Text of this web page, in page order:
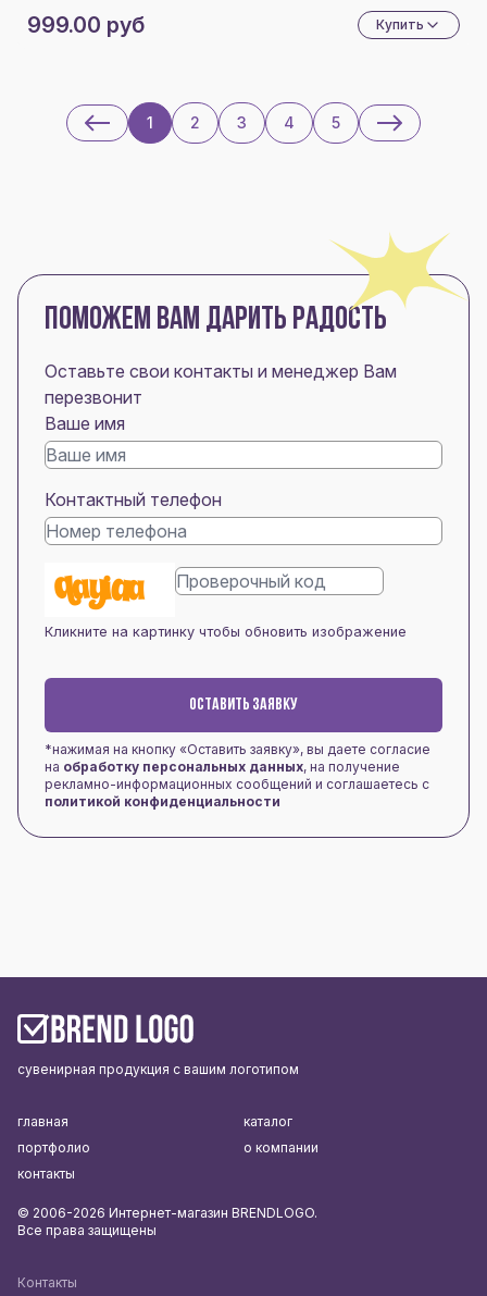
999.00 руб Купить
1 2 3 4 5
ПОМОЖЕМ ВАМ ДАРИТЬ РАДОСТЬ
Оставьте свои контакты и менеджер Вам
перезвонит
Ваше имя
Контактный телефон
Кликните на картинку чтобы обновить изображение
ОСТАВИТЬ ЗАЯВКУ
*нажимая на кнопку «Оставить заявку», вы даете согласие
на обработку персональных данных, на получение
рекламно-информационных сообщений и соглашаетесь с
политикой конфиденциальности
сувенирная продукция с вашим логотипом
Контакты
главная
каталог
портфолио
о компании
контакты
© 2006-2026 Интернет-магазин BRENDLOGO.
Все права защищены